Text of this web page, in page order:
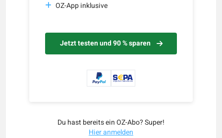
OZ-App inklusive
Jetzt testen und 90 % sparen
Du hast bereits ein OZ-Abo? Super!
Hier anmelden